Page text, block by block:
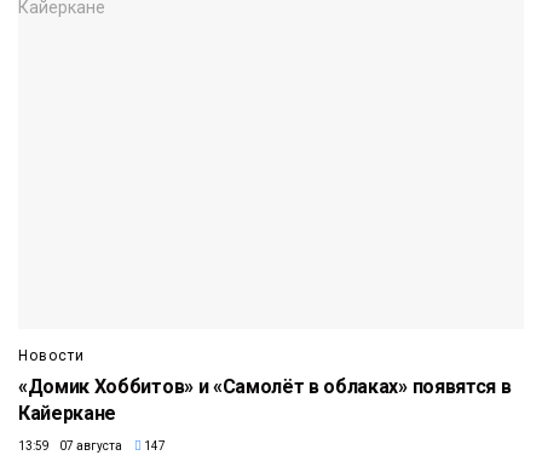
Новости
«Домик Хоббитов» и «Самолёт в облаках» появятся в
Кайеркане
13:59 07 августа 147